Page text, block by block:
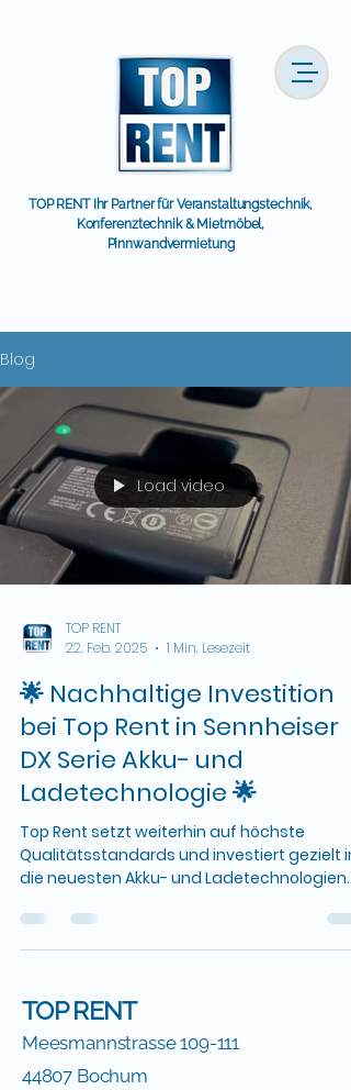
TOP RENT Ihr Partner für Veranstaltungstechnik,
Konferenztechnik & Mietmöbel,
Pinnwandvermietung
Blog
Load video
TOP RENT
22. Feb. 2025
1 Min. Lesezeit
🌟 Nachhaltige Investition
bei Top Rent in Sennheiser
DX Serie Akku- und
Ladetechnologie 🌟
Top Rent setzt weiterhin auf höchste
Qualitätsstandards und investiert gezielt in
die neuesten Akku- und Ladetechnologien
TOP RENT
Meesmannstrasse 109-111
44807 Bochum